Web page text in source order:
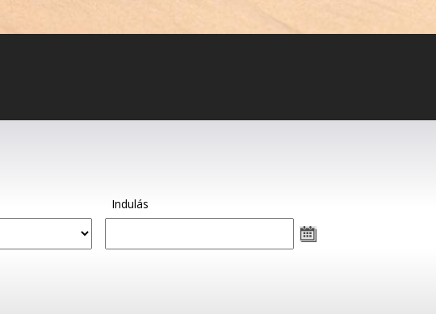
Indulás